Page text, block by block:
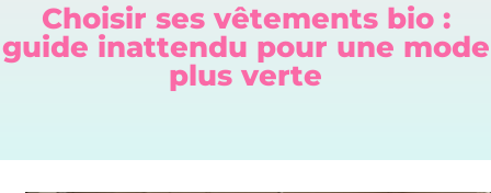
Choisir ses vêtements bio :
guide inattendu pour une mode
plus verte